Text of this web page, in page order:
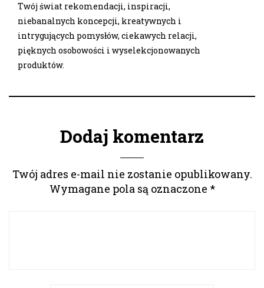
Twój świat rekomendacji, inspiracji,
niebanalnych koncepcji, kreatywnych i
intrygujących pomysłów, ciekawych relacji,
pięknych osobowości i wyselekcjonowanych
produktów.
Dodaj komentarz
Twój adres e-mail nie zostanie opublikowany.
Wymagane pola są oznaczone *